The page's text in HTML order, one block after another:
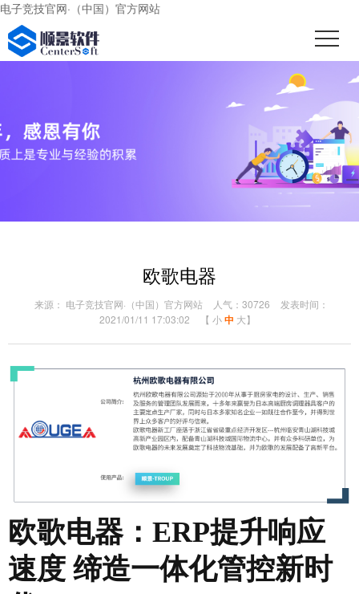
电子竞技官网·（中国）官方网站
欧歌电器
来源： 电子竞技官网·（中国）官方网站 人气：30726
发表时间：
2021/01/11 17:03:02
【 小中 大】
欧歌电器：ERP提升响应
速度 缔造一体化管控新时